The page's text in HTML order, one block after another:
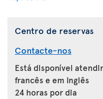
Centro de reservas
Contacte-nos
Está disponível
francês e em inglês
24 horas por dia